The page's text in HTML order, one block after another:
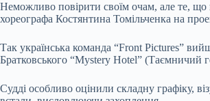
Неможливо повірити своїм очам, але те, що
хореографа Костянтина Томільченка на
Так українська команда “Front Pictures”
Братковського “Mystery Hotel” (Таємничий
Судді особливо оцінили складну графіку,